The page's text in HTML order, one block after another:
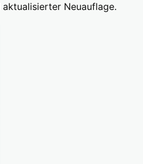
Neuauflage.